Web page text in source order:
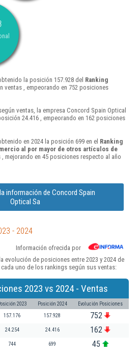
la posición 157.928 del Ranking
ventas , empeorando en 752 posiciones
ventas, la empresa Concord Spain Optical
24.416 , empeorando en 162 posiciones
en 2024 la posición 699 en el Ranking
al por mayor de otros artículos de
, mejorando en 45 posiciones respecto al año
información de Concord Spain
Optical Sa
- 2024
Información ofrecida por
evolución de posiciones entre 2023 y 2024 de
uno de los rankings según sus ventas:
2023 vs 2024 - Ventas
2023 Posición 2024 Evolución Posiciones
157.176 157.928 752
24.254 24.416 162
744 699 45